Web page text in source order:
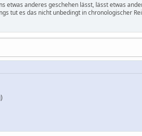
etwas anderes geschehen lässt, lässt etwas
tut es das nicht unbedingt in chronologischer